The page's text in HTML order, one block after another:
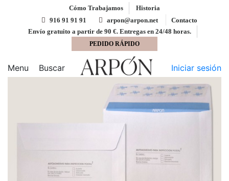
Cómo Trabajamos
Historia
916 91 91 91
arpon@arpon.net
Contacto
Envío gratuito a partir de 90 €. Entregas en 24/48 horas.
PEDIDO RÁPIDO
Menu Buscar Iniciar sesión
Bolsa 184x261 ARPON tira silicona
blanco 100 gms inspección postal